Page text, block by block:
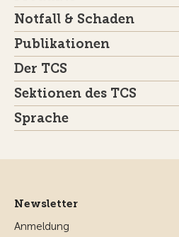
Notfall & Schaden
Publikationen
Der TCS
Sektionen des TCS
Sprache
Newsletter
Anmeldung